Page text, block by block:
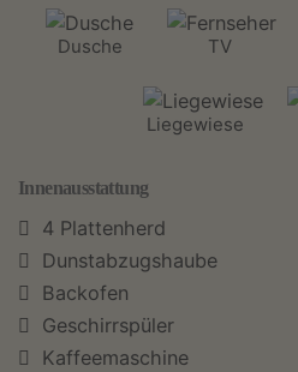
Dusche TV
Liegewiese
Innenausstattung
4 Plattenherd
Dunstabzugshaube
Backofen
Geschirrspüler
Kaffeemaschine